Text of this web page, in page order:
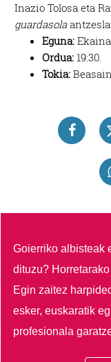
Inazio Tolosa eta
guardasola
Eguna:
Ordua: 19:30.
Tokia:
Goierriko albisteak
dituzu?
Egin zaitez
esker, euskaratik
profesionala